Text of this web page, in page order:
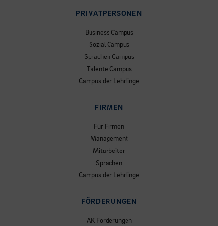
PRIVATPERSONEN
Business Campus
Sozial Campus
Sprachen Campus
Talente Campus
Campus der Lehrlinge
FIRMEN
Für Firmen
Management
Mitarbeiter
Sprachen
Campus der Lehrlinge
FÖRDERUNGEN
AK Förderungen